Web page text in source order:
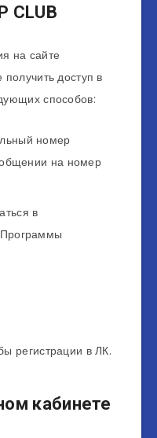
CLUB
на сайте
доступ в
способов:
номер
на номер
в
регистрации в ЛК.
кабинете